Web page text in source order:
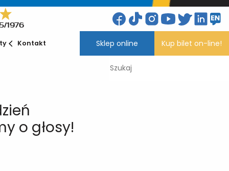
1976
Kontakt Sklep online Kup bilet on-line!
o głosy!